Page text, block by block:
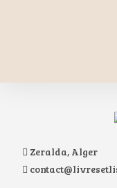
Zeralda, Alger